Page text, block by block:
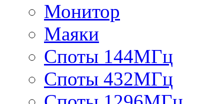
Монитор
Маяки
Споты 144МГц
Споты 432МГц